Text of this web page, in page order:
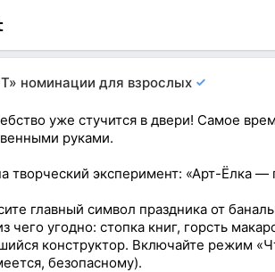
номинации для взрослых
уже стучится в двери! Самое
руками.
творческий эксперимент: «Арт-Ёлка —
главный символ праздника от
чего угодно: стопка книг, горсть
конструктор. Включайте режим
безопасному).